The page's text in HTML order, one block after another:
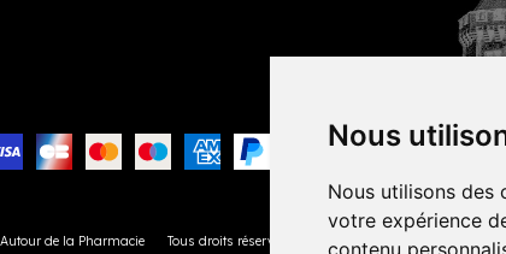
Nous
Nous utilisons des
votre expérience
contenu
de la Pharmacie Tous droits réservés Votre pharmacie sur Internet